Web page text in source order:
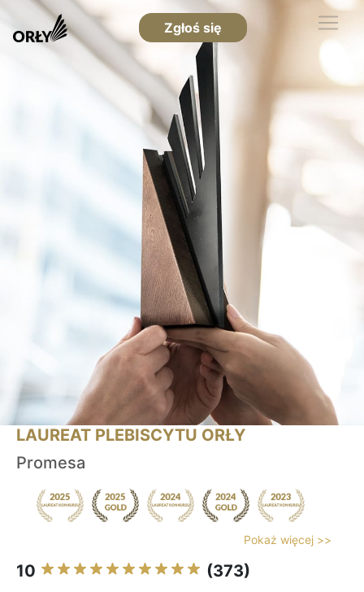
Zgłoś się
LAUREAT PLEBISCYTU ORŁY
Promesa
Pokaż więcej >>
10 (373)